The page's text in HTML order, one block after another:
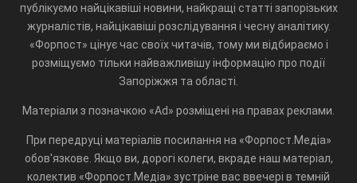
публікуємо найцікавіші новини, найкращі статті запорізьких
журналістів, найцікавіші розслідування і чесну аналітику.
«Форпост» цінує час своїх читачів, тому ми відбираємо і
розміщуємо тільки найважливішу інформацію про події
Запоріжжя та області.
Матеріали з позначкою «Ad» розміщені на правах реклами.
При передруці матеріалів посилання на «Форпост.Медіа»
обов'язкове. Якщо ви, дорогі колеги, вкраде наш матеріал,
колектив «Форпост.Медіа» зустріне вас ввечері в темній